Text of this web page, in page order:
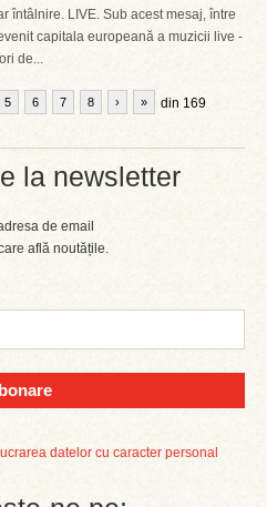
la newsletter
de email
află noutățile.
datelor cu caracter personal
întâlnire. LIVE. Sub acest mesaj, între
capitala europeană a muzicii live -
de...
5 6 7 8 din 169
› »